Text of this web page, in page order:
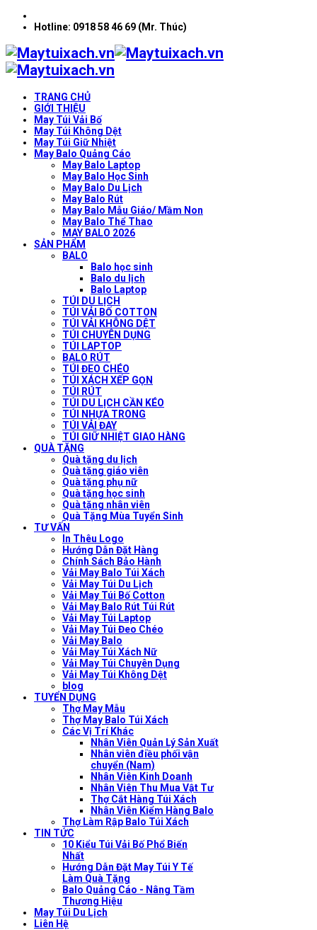
Hotline: 0918 58 46 69 (Mr. Thúc)
TRANG CHỦ
GIỚI THIỆU
May Túi Vải Bố
May Túi Không Dệt
May Túi Giữ Nhiệt
May Balo Quảng Cáo
May Balo Laptop
May Balo Học Sinh
May Balo Du Lịch
May Balo Rút
May Balo Mẫu Giáo/ Mầm Non
May Balo Thể Thao
MAY BALO 2026
SẢN PHẨM
BALO
Balo học sinh
Balo du lịch
Balo Laptop
TÚI DU LỊCH
TÚI VẢI BỐ COTTON
TÚI VẢI KHÔNG DỆT
TÚI CHUYÊN DỤNG
TÚI LAPTOP
BALO RÚT
TÚI ĐEO CHÉO
TÚI XÁCH XẾP GỌN
TÚI RÚT
TÚI DU LỊCH CẦN KÉO
TÚI NHỰA TRONG
TÚI VẢI ĐAY
TÚI GIỮ NHIỆT GIAO HÀNG
QUÀ TẶNG
Quà tặng du lịch
Quà tặng giáo viên
Quà tặng phụ nữ
Quà tặng học sinh
Quà tặng nhân viên
Quà Tặng Mùa Tuyển Sinh
TƯ VẤN
In Thêu Logo
Hướng Dẫn Đặt Hàng
Chính Sách Bảo Hành
Vải May Balo Túi Xách
Vải May Túi Du Lịch
Vải May Túi Bố Cotton
Vải May Balo Rút Túi Rút
Vải May Túi Laptop
Vải May Túi Đeo Chéo
Vải May Balo
Vải May Túi Xách Nữ
Vải May Túi Chuyên Dụng
Vải May Túi Không Dệt
blog
TUYỂN DỤNG
Thợ May Mẫu
Thợ May Balo Túi Xách
Các Vị Trí Khác
Nhân Viên Quản Lý Sản Xuất
Nhân viên điều phối vận
chuyển (Nam)
Nhân Viên Kinh Doanh
Nhân Viên Thu Mua Vật Tư
Thợ Cắt Hàng Túi Xách
Nhân Viên Kiểm Hàng Balo
Thợ Làm Rập Balo Túi Xách
TIN TỨC
10 Kiểu Túi Vải Bố Phổ Biến
Nhất
Hướng Dẫn Đặt May Túi Y Tế
Làm Quà Tặng
Balo Quảng Cáo - Nâng Tầm
Thương Hiệu
May Túi Du Lịch
Liên Hệ